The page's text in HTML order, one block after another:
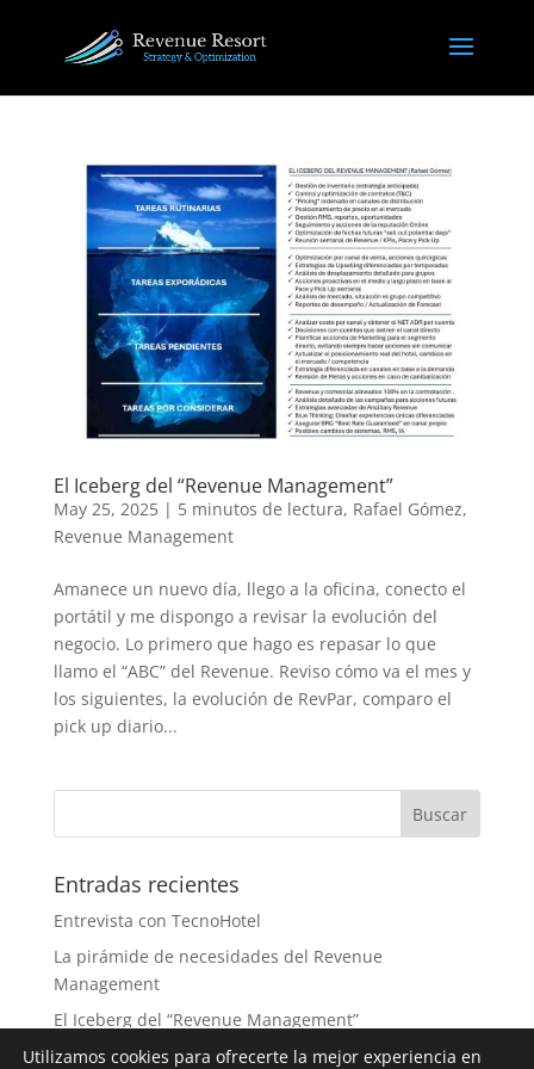
El Iceberg del “Revenue Management”
May 25, 2025| 5 minutos de lectura, Rafael Gómez,
Revenue Management
Amanece un nuevo día, llego a la oficina, conecto el
portátil y me dispongo a revisar la evolución del
negocio. Lo primero que hago es repasar lo que
llamo el “ABC” del Revenue. Reviso cómo va el mes y
los siguientes, la evolución de RevPar, comparo el
pick up diario...
Entradas recientes
Entrevista con TecnoHotel
La pirámide de necesidades del Revenue
Management
El Iceberg del “Revenue Management”
¿Mito o Realidad?, 8 prácticas cuestionables
Utilizamos cookies para ofrecerte la mejor experiencia en